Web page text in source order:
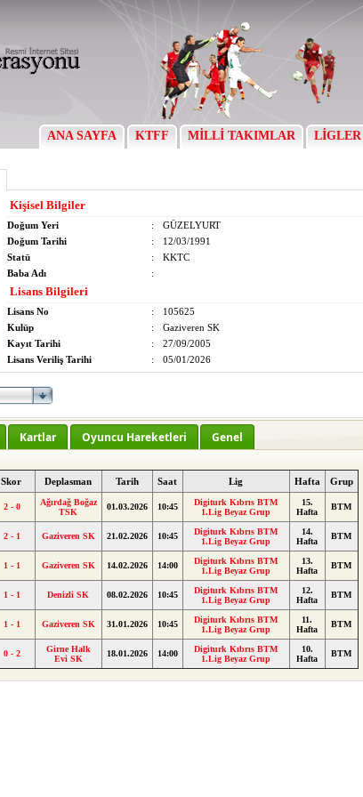
ANA SAYFA KTFF MİLLİ TAKIMLAR LİGLER
Kişisel Bilgiler
Doğum Yeri :
GÜZELYURT
Doğum Tarihi
:
12/03/1991
Statü
:
KKTC
Baba Adı
:
Lisans Bilgileri
Lisans No :
105625
Kulüp
:
Gaziveren SK
Kayıt Tarihi
:
27/09/2005
Lisans Veriliş Tarihi
: 05/01/2026
Kartlar Oyuncu Hareketleri Genel
Skor Deplasman Tarih Saat Lig Hafta Grup
2 - 0
Ağırdağ Boğaz
TSK
01.03.2026 10:45
Digiturk Kıbrıs BTM
1.Lig Beyaz Grup
15.
Hafta
BTM
2 - 1 Gaziveren SK 21.02.2026 10:45
Digiturk Kıbrıs BTM
1.Lig Beyaz Grup
14.
Hafta
BTM
1 - 1 Gaziveren SK 14.02.2026 14:00
Digiturk Kıbrıs BTM
1.Lig Beyaz Grup
13.
Hafta
BTM
1 - 1 Denizli SK 08.02.2026 10:45
Digiturk Kıbrıs BTM
1.Lig Beyaz Grup
12.
Hafta
BTM
1 - 1 Gaziveren SK 31.01.2026 10:45
Digiturk Kıbrıs BTM
1.Lig Beyaz Grup
11.
Hafta
BTM
0 - 2
Girne Halk
Evi SK
18.01.2026 14:00
Digiturk Kıbrıs BTM
1.Lig Beyaz Grup
10.
Hafta
BTM